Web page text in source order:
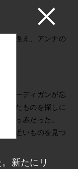
新たにリ
き換え、アンナの
カーディガンが忘
似たものを探しに
真っ赤だった。
、近いものを見つ